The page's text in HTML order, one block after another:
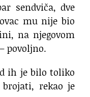
sendviča, dve
mu nije bio
na njegovom
povoljno.
ih je bilo toliko
rekao je